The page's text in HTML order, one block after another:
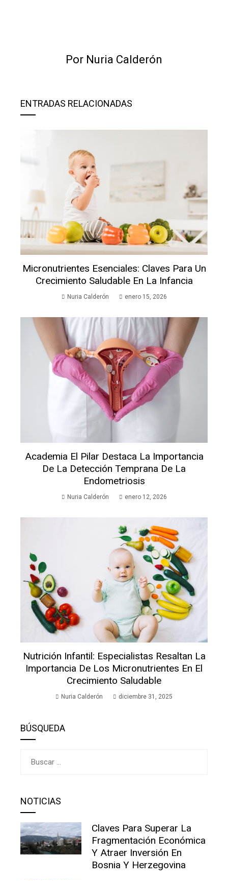
Por Nuria Calderón
ENTRADAS RELACIONADAS
Micronutrientes Esenciales: Claves Para Un
Crecimiento Saludable En La Infancia
Nuria Calderón enero 15, 2026
Academia El Pilar Destaca La Importancia
De La Detección Temprana De La
Endometriosis
Nuria Calderón enero 12, 2026
Nutrición Infantil: Especialistas Resaltan La
Importancia De Los Micronutrientes En El
Crecimiento Saludable
Nuria Calderón diciembre 31, 2025
BÚSQUEDA
NOTICIAS
Claves Para Superar La
Fragmentación Económica
Y Atraer Inversión En
Bosnia Y Herzegovina